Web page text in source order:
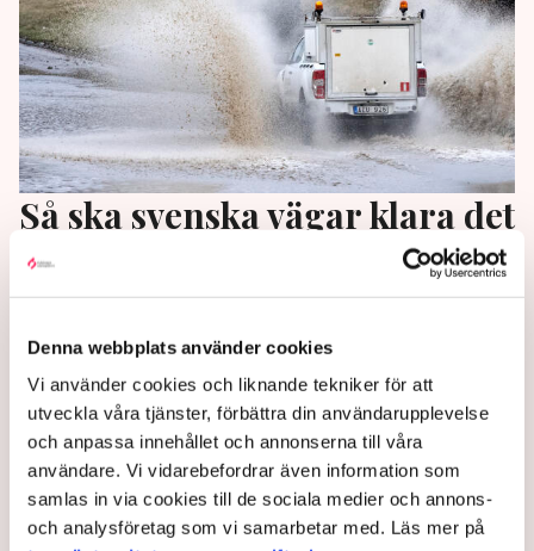
Denna webbplats använder cookies
Vi använder cookies och liknande tekniker för att
utveckla våra tjänster, förbättra din användarupplevelse
och anpassa innehållet och annonserna till våra
användare. Vi vidarebefordrar även information som
samlas in via cookies till de sociala medier och annons-
och analysföretag som vi samarbetar med. Läs mer på
Så ska svenska vägar klara det
förändrade klimatet
vädret blir extremare till följd av
klimatförändringarna. Parallellt bjuder den snabba
teknikutvecklingen på sin del av utmaningar. Nu ska
vägnätet anpassas efter de nya förutsättningarna.
2 years ago | Av: TT